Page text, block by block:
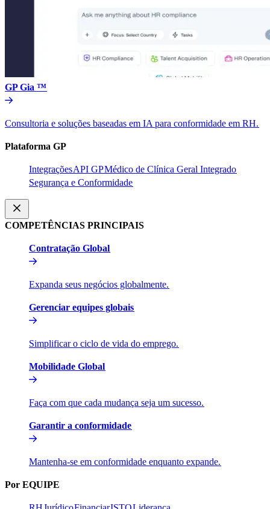
GP Gia ™​​
Consultoria e soluções baseadas em IA para conformidade em RH.​​
Plataforma GP​​
Integrações​​API GP​​Médico de Clínica Geral Integrado​​
Segurança e Conformidade​​
COMPETÊNCIAS PRINCIPAIS​​
Contratação Global​​
Expanda seus negócios globalmente.​​
Gerenciar equipes globais​​
Simplificar o ciclo de vida do emprego.​​
Mobilidade Global​​
Faça com que cada mudança seja um sucesso.​​
Garantir a conformidade​​
Mantenha-se em conformidade enquanto expande.​​
Por EQUIPE​​